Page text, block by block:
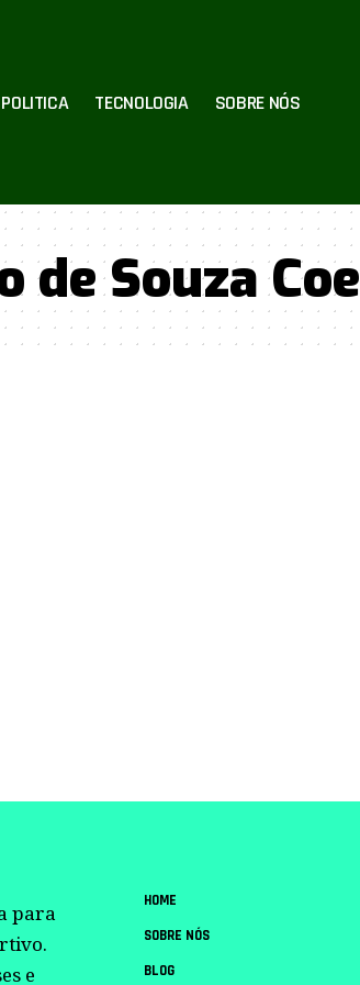
POLITICA TECNOLOGIA SOBRE NÓS
de Souza
para
e
HOME
SOBRE NÓS
BLOG